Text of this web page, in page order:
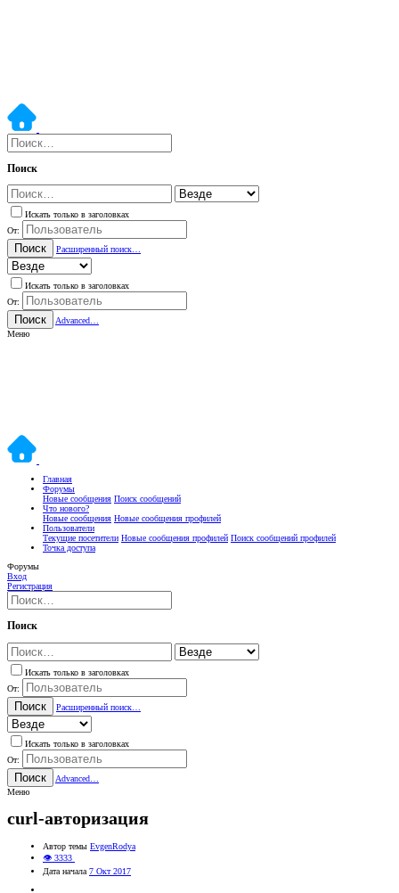
Поиск
Искать только в заголовках
От:
Поиск Расширенный поиск…
Искать только в заголовках
От:
Поиск
Advanced…
Меню
Главная
Форумы
Новые сообщения Поиск сообщений
Что нового?
Новые сообщения Новые сообщения профилей
Пользователи
Текущие посетители Новые сообщения профилей Поиск сообщений профилей
Точка доступа
Форумы
Вход
Регистрация
Поиск
Искать только в заголовках
От:
Поиск Расширенный поиск…
Искать только в заголовках
От:
Поиск
Advanced…
Меню
curl-авторизация
Автор темы EvgenRodya
👁 3333
Дата начала 7 Окт 2017